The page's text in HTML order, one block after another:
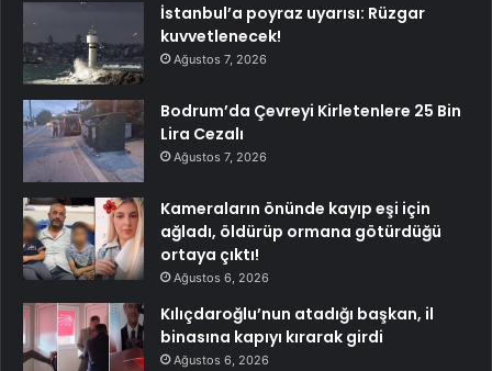
İstanbul’a poyraz uyarısı: Rüzgar
kuvvetlenecek!
Ağustos 7, 2026
Bodrum’da Çevreyi Kirletenlere 25 Bin
Lira Cezalı
Ağustos 7, 2026
Kameraların önünde kayıp eşi için
ağladı, öldürüp ormana götürdüğü
ortaya çıktı!
Ağustos 6, 2026
Kılıçdaroğlu’nun atadığı başkan, il
binasına kapıyı kırarak girdi
Ağustos 6, 2026